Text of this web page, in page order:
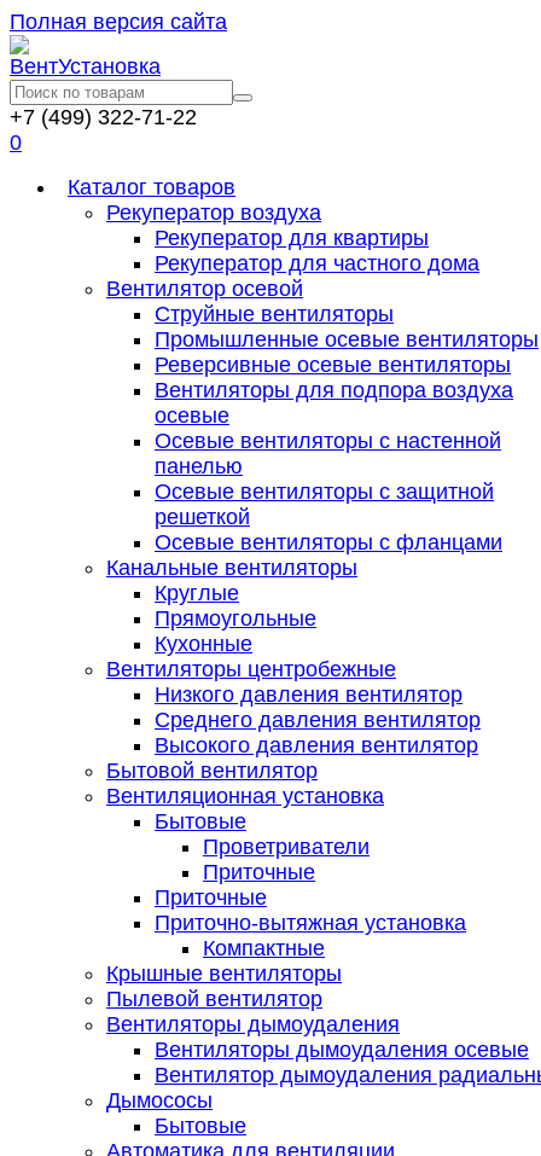
Полная версия сайта
+7 (499) 322-71-22
0
Каталог товаров
Рекуператор воздуха
Рекуператор для квартиры
Рекуператор для частного дома
Вентилятор осевой
Струйные вентиляторы
Промышленные осевые вентиляторы
Реверсивные осевые вентиляторы
Вентиляторы для подпора воздуха
осевые
Осевые вентиляторы с настенной
панелью
Осевые вентиляторы с защитной
решеткой
Осевые вентиляторы с фланцами
Канальные вентиляторы
Круглые
Прямоугольные
Кухонные
Вентиляторы центробежные
Низкого давления вентилятор
Среднего давления вентилятор
Высокого давления вентилятор
Бытовой вентилятор
Вентиляционная установка
Бытовые
Проветриватели
Приточные
Приточные
Приточно-вытяжная установка
Компактные
Крышные вентиляторы
Пылевой вентилятор
Вентиляторы дымоудаления
Вентиляторы дымоудаления осевые
Вентилятор дымоудаления
Дымососы
Бытовые
Автоматика для вентиляции